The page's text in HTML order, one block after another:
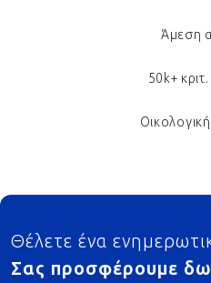
Άμεση
50k+
Footer
Θέλετε ένα
Σας προσφέρουμε